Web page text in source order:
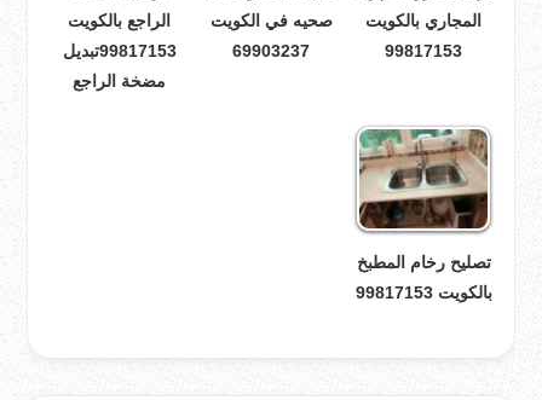
المجاري بالكويت
99817153
صحيه في الكويت
69903237
الراجع بالكويت
99817153تبديل
مضخة الراجع
تصليح رخام المطبخ
بالكويت 99817153